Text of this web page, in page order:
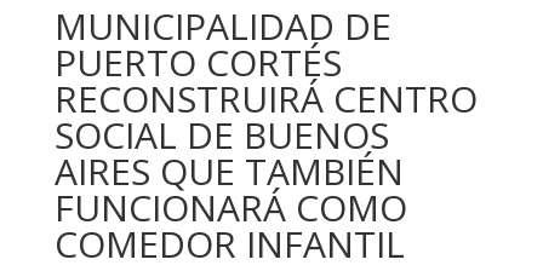
MUNICIPALIDAD DE
PUERTO CORTÉS
RECONSTRUIRÁ CENTRO
SOCIAL DE BUENOS
AIRES QUE TAMBIÉN
FUNCIONARÁ COMO
COMEDOR INFANTIL